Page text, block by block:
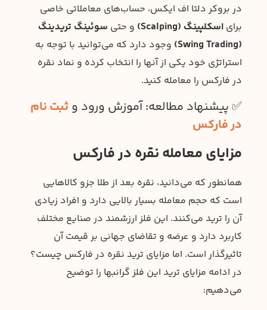
در بروکر دلتا اف ایکس، حساب‌های معاملاتی خاصی
برایاسکلپینگ (Scalping) و حتی سوئینگ تریدینگ
(Swing Trading)
وجود دارد که می‌توانید با توجه به
استراتژی خود یکی از آنها را انتخاب کرده و نماد نقره
در فارکس را معامله کنید.
✅ پیشنهاد مطالعه: آموزش ورود و ثبت نام
در فارکس
مزایای معامله نقره در فارکس
همانطور که می‌دانید، نقره بعد از طلا جزو کالاهایی
است که حجم معامله بسیار بالایی دارد و افراد زیادی
آن را ترید می‌کنند. این فلز ارزشمند در صنایع مختلف
کاربرد دارد و عرضه و تقاضای جهانی بر قیمت آن
تاثیرگذار است. اما مزایای ترید نقره در فارکس چیست؟
در ادامه مزایای ترید این فلز گرانبها‌ را توضیح
می‌دهیم: